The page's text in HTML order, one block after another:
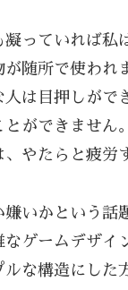
凝っていれば
随所で使われ
人は目押しがで
ができません。
やたらと疲労
いかという話
なゲームデザ
な構造にした